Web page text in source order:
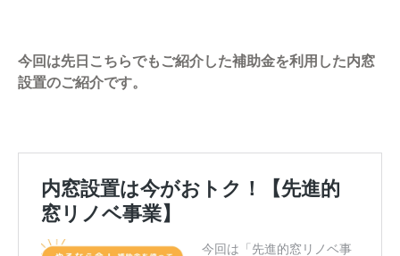
今回は先日こちらでもご紹介した補助金を利用した内窓
設置のご紹介です。